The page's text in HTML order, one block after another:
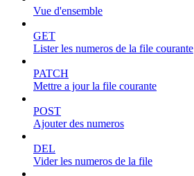
Vue d'ensemble
GET
Lister les numeros de la file courante
PATCH
Mettre a jour la file courante
POST
Ajouter des numeros
DEL
Vider les numeros de la file